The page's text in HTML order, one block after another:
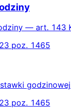
— art. 143
poz. 1465
poz. 1465